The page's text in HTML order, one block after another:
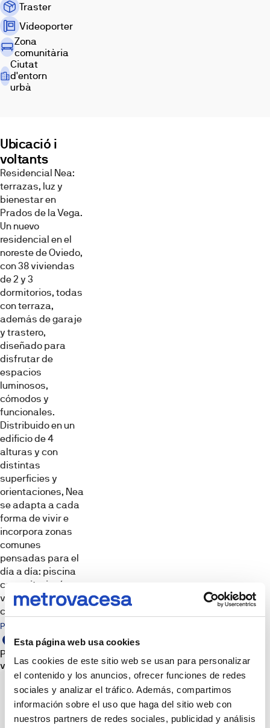
Esta página web usa cookies
Las cookies de este sitio web se usan para personalizar
el contenido y los anuncios, ofrecer funciones de redes
sociales y analizar el tráfico. Además, compartimos
información sobre el uso que haga del sitio web con
nuestros partners de redes sociales, publicidad y análisis
Traster
Videoporter
Zona
comunitària
Ciutat
d'entorn
urbà
Ubicació i
voltants
Residencial Nea:
terrazas, luz y
bienestar en
Prados de la Vega.
Un nuevo
residencial en el
noreste de Oviedo,
con 38 viviendas
de 2 y 3
dormitorios, todas
con terraza,
además de garaje
y trastero,
diseñado para
disfrutar de
espacios
luminosos,
cómodos y
funcionales.
Distribuido en un
edificio de 4
alturas y con
distintas
superficies y
orientaciones, Nea
se adapta a cada
forma de vivir e
incorpora zonas
comunes
pensadas para el
día a día: piscina
comunitaria, áreas
verdes y sala
comunitaria.
Punts d'interès
Promoció i punt de
venda
Exterior Saló Terrassa
Cuina Dormitori
Altres Vídeos
Imatges,
infografies
recreacions
3D
amb
finalitats
il·lustratives.
El
mobiliari,
elements
decoratius,
la
il·luminació
i
l'attrezzo
mostrats
formen
part
producte
lliurable
llevat
que
s'indiqui
imatges
poden